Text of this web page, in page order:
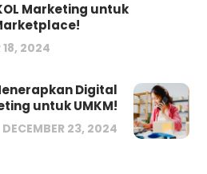
Marketing untuk
18, 2024
Digital
untuk UMKM!
DECEMBER 23, 2024